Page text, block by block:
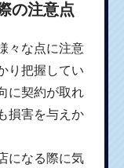
の注意点
々な点に注意
り把握してい
に契約が取れ
損害を与えか
になる際に気